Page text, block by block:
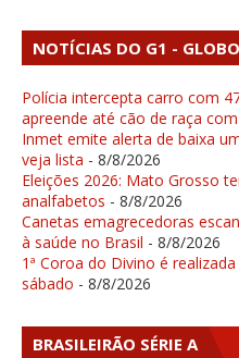
NOTÍCIAS DO G1 - GLOBO
Polícia intercepta carro com
apreende até cão de raça
Inmet emite alerta de baixa
veja lista - 8/8/2026
Eleições 2026: Mato Grosso
analfabetos - 8/8/2026
Canetas emagrecedoras
à saúde no Brasil - 8/8/2026
1ª Coroa do Divino é
sábado - 8/8/2026
BRASILEIRÃO SÉRIE A